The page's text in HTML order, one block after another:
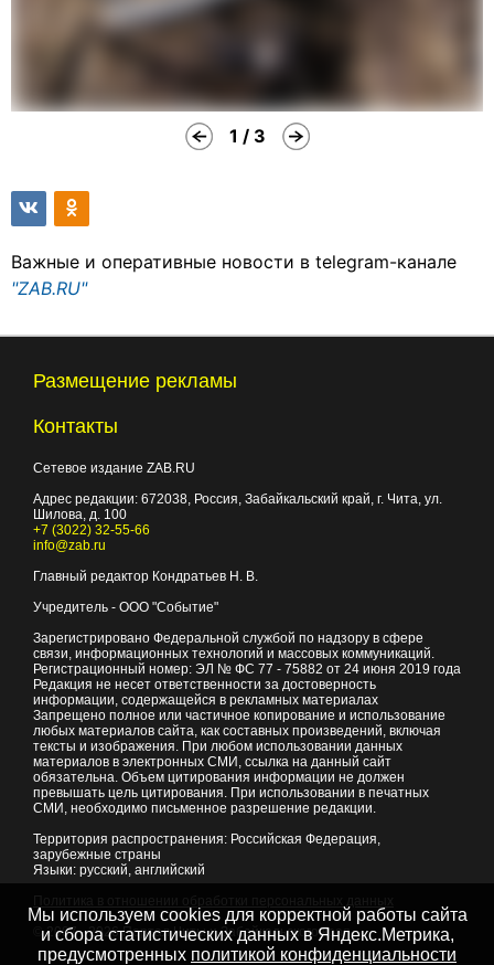
1 / 3
Важные и оперативные новости в telegram-канале
"ZAB.RU"
Размещение рекламы
Контакты
Сетевое издание ZAB.RU
Адрес редакции: 672038, Россия, Забайкальский край, г. Чита, ул.
Шилова, д. 100
+7 (3022) 32-55-66
info@zab.ru
Главный редактор Кондратьев Н. В.
Учредитель - ООО "Событие"
Зарегистрировано Федеральной службой по надзору в сфере
связи, информационных технологий и массовых коммуникаций.
Регистрационный номер: ЭЛ № ФС 77 - 75882 от 24 июня 2019 года
Редакция не несет ответственности за достоверность
информации, содержащейся в рекламных материалах
Запрещено полное или частичное копирование и использование
любых материалов сайта, как составных произведений, включая
тексты и изображения. При любом использовании данных
материалов в электронных СМИ, ссылка на данный сайт
обязательна. Объем цитирования информации не должен
превышать цель цитирования. При использовании в печатных
СМИ, необходимо письменное разрешение редакции.
Территория распространения: Российская Федерация,
зарубежные страны
Языки: русский, английский
© 2007 - 2026Портал Читы и Забайкальского края
Мы используем cookies для корректной работы сайта
и сбора статистических данных в Яндекс.Метрика,
предусмотренных политикой конфиденциальности